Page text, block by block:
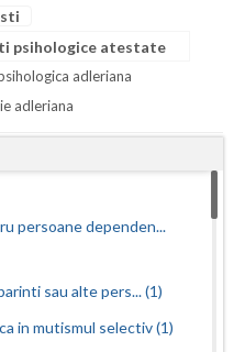
psihologice atestate
adleriana
adleriana
persoane dependen...
sau alte pers... (1)
in mutismul selectiv (1)